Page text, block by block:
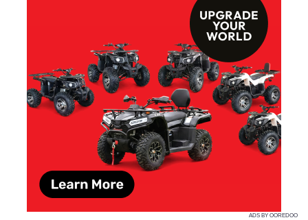
ADS BY OOREDOO